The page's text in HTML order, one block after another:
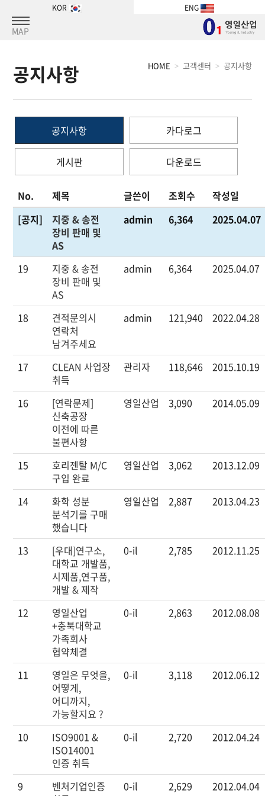
MAP
KOR ENG
공지사항 HOME 고객센터 공지사항
공지사항 카다로그
게시판 다운로드
No. 제목 글쓴이 조회수
작성일
[공지]
지중 & 송전
장비 판매 및
AS
admin 6,364 2025.04.07
19
지중 & 송전
장비 판매 및
AS
admin 6,364 2025.04.07
18
견적문의시
연락처
남겨주세요
admin 121,940 2022.04.28
17
CLEAN 사업장
취득
관리자 118,646 2015.10.19
16
[연락문제]
신축공장
이전에 따른
불편사항
영일산업 3,090 2014.05.09
15
호리젠탈 M/C
구입 완료
영일산업 3,062 2013.12.09
14
화학 성분
분석기를 구매
했습니다
영일산업 2,887 2013.04.23
13
[우대]연구소,
대학교 개발품,
시제품,연구품,
개발 & 제작
0-il 2,785 2012.11.25
12
영일산업
+충북대학교
가족회사
협약체결
0-il 2,863 2012.08.08
11
영일은 무엇을,
어떻게,
어디까지,
가능할지요 ?
0-il 3,118 2012.06.12
10
ISO9001 &
ISO14001
인증 취득
0-il 2,720 2012.04.24
9
벤처기업인증
0-il 2,629 2012.04.04